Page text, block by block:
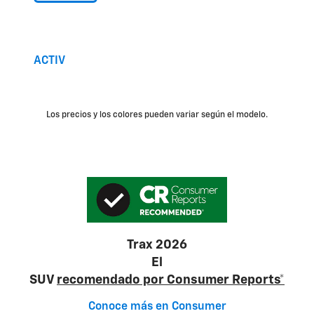
ACTIV
Los precios y los colores pueden variar según el modelo.
Trax 2026
El
SUV recomendado por Consumer Reports*
Conoce más en Consumer